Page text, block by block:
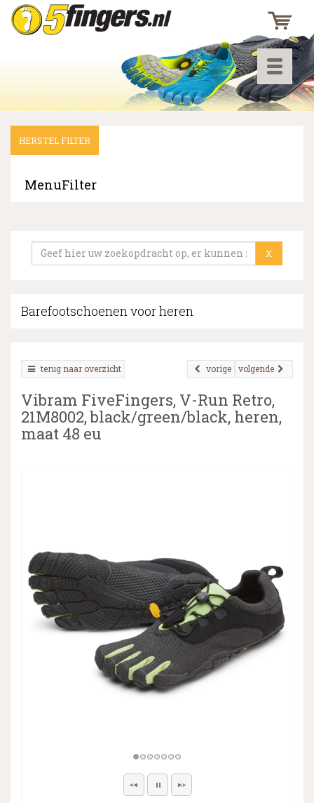
Toggle
▼
▼
▼
HERSTEL FILTER
MenuFilter
X
Barefootschoenen voor heren
terug naar overzicht volgende
vorige
Vibram FiveFingers, V-Run Retro,
21M8002, black/green/black, heren,
maat 48 eu